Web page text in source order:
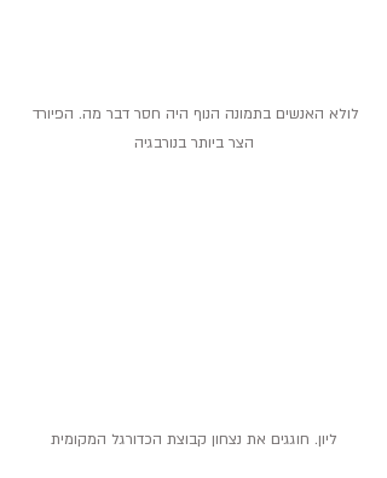
לולא האנשים בתמונה הנוף היה חסר דבר מה. הפיורד
הצר ביותר בנורבגיה
ליון. חוגגים את נצחון קבוצת הכדורגל המקומית